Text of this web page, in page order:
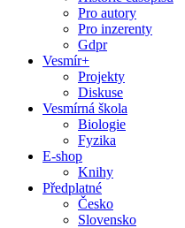
Pro autory
Pro inzerenty
Gdpr
Vesmír+
Projekty
Diskuse
Vesmírná škola
Biologie
Fyzika
E-shop
Knihy
Předplatné
Česko
Slovensko